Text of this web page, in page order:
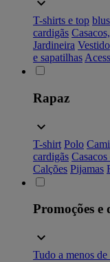
T-shirts e top
cardigãs
Jardineira Vestido
e sapatilhas
Rapaz
T-shirt Polo
cardigãs
Calções Pijamas
Promoções e
Tudo a menos de